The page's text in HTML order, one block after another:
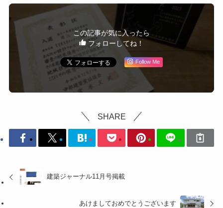
この記事が気に入ったら
フォローしてね！
Follow Me
SHARE
建築ジャーナル11月号掲載
あけましておめでとうございます